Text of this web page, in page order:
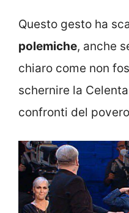
Questo gesto ha
polemiche, anche
chiaro come non
schernire la
confronti del